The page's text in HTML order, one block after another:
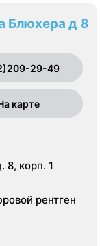
Блюхера д 8
29-49
карте
корп. 1
рентген